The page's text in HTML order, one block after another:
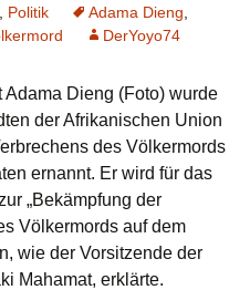
Politik Adama Dieng
DerYoyo74
Dieng (Foto) wurde
der Afrikanischen Union
des Völkermords
ernannt. Er wird für das
„Bekämpfung der
Völkermords auf dem
wie der Vorsitzende der
Mahamat, erklärte.